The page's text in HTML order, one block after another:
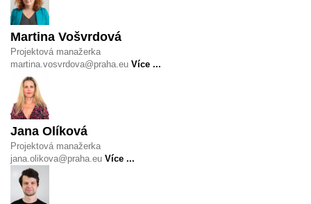
Martina Vošvrdová
Projektová manažerka
martina.vosvrdova@praha.eu Více ...
Jana Olíková
Projektová manažerka
jana.olikova@praha.eu Více ...